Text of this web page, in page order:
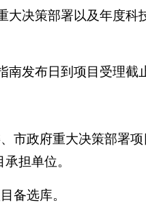
决策部署以及年度
发布日到项目受理截
政府重大决策部署
担单位。
备选库。